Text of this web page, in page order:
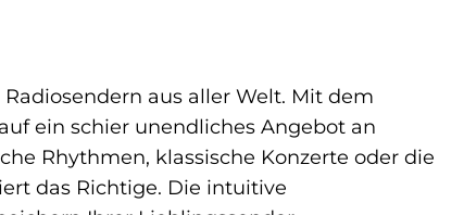
aus aller Welt. Mit dem
ein schier unendliches Angebot an
Rhythmen, klassische Konzerte oder die
das Richtige. Die intuitive